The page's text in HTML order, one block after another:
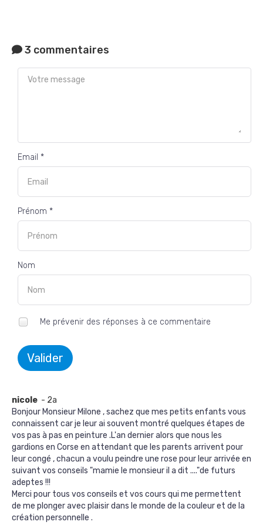
3 commentaires
Email *
Prénom *
Nom
Me prévenir des réponses à ce commentaire
Valider
nicole - 2a
Bonjour Monsieur Milone , sachez que mes petits enfants vous
connaissent car je leur ai souvent montré quelques étapes de
vos pas à pas en peinture .L'an dernier alors que nous les
gardions en Corse en attendant que les parents arrivent pour
leur congé , chacun a voulu peindre une rose pour leur arrivée en
suivant vos conseils "mamie le monsieur il a dit ...."de futurs
adeptes !!!
Merci pour tous vos conseils et vos cours qui me permettent
de me plonger avec plaisir dans le monde de la couleur et de la
création personnelle .